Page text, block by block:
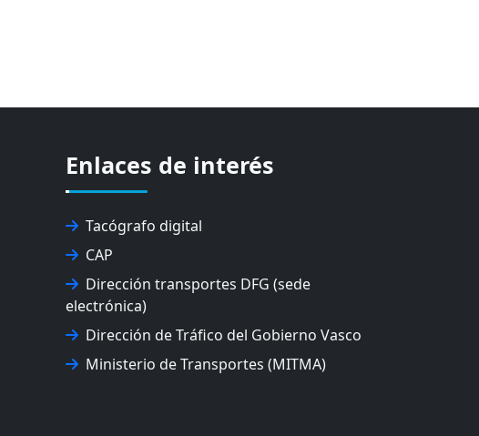
Enlaces de interés
Tacógrafo digital
CAP
Dirección transportes DFG (sede
electrónica)
Dirección de Tráfico del Gobierno Vasco
Ministerio de Transportes (MITMA)